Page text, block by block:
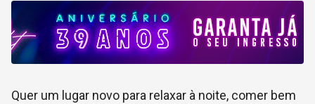
Quer um lugar novo para relaxar à noite, comer bem